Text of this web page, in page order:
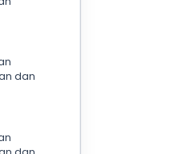
dan